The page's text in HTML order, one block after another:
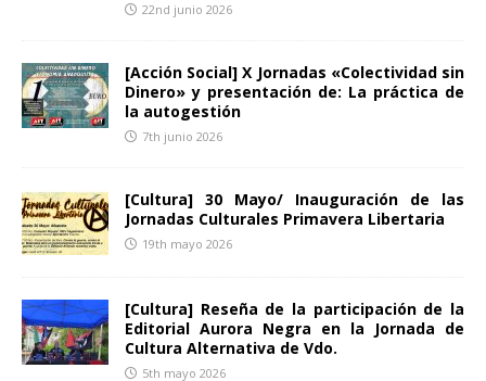
22nd junio 2026
[Acción Social] X Jornadas «Colectividad sin
Dinero» y presentación de: La práctica de
la autogestión
7th junio 2026
[Cultura] 30 Mayo/ Inauguración de las
Jornadas Culturales Primavera Libertaria
19th mayo 2026
[Cultura] Reseña de la participación de la
Editorial Aurora Negra en la Jornada de
Cultura Alternativa de Vdo.
5th mayo 2026